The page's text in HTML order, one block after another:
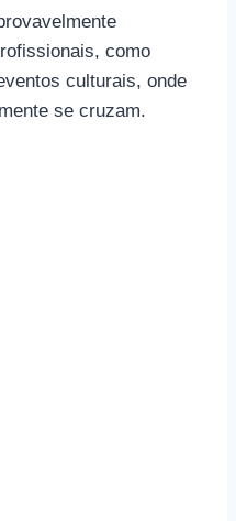
como
culturais, onde
se cruzam.